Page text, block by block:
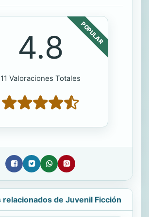
POPULAR
4.8
11 Valoraciones Totales
de Juvenil Ficción